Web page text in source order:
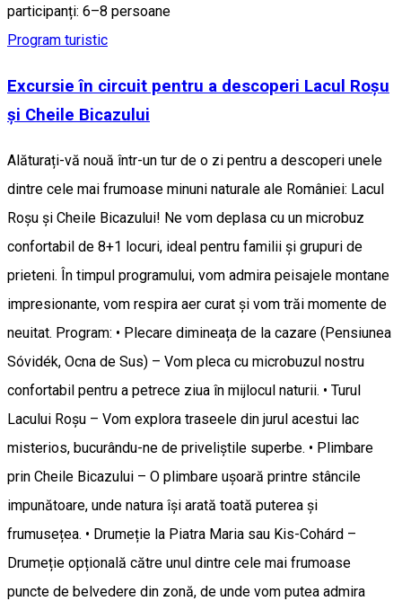
participanți: 6–8 persoane
Program turistic
Excursie în circuit pentru a descoperi Lacul Roșu
și Cheile Bicazului
Alăturați-vă nouă într-un tur de o zi pentru a descoperi unele
dintre cele mai frumoase minuni naturale ale României: Lacul
Roșu și Cheile Bicazului! Ne vom deplasa cu un microbuz
confortabil de 8+1 locuri, ideal pentru familii și grupuri de
prieteni. În timpul programului, vom admira peisajele montane
impresionante, vom respira aer curat și vom trăi momente de
neuitat. Program: • Plecare dimineața de la cazare (Pensiunea
Sóvidék, Ocna de Sus) – Vom pleca cu microbuzul nostru
confortabil pentru a petrece ziua în mijlocul naturii. • Turul
Lacului Roșu – Vom explora traseele din jurul acestui lac
misterios, bucurându-ne de priveliștile superbe. • Plimbare
prin Cheile Bicazului – O plimbare ușoară printre stâncile
impunătoare, unde natura își arată toată puterea și
frumusețea. • Drumeție la Piatra Maria sau Kis-Cohárd –
Drumeție opțională către unul dintre cele mai frumoase
puncte de belvedere din zonă, de unde vom putea admira